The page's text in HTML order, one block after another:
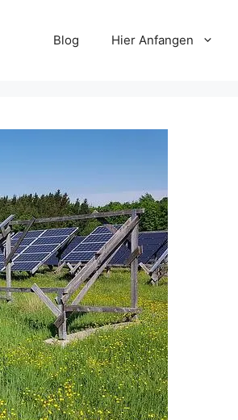
Blog Hier Anfangen